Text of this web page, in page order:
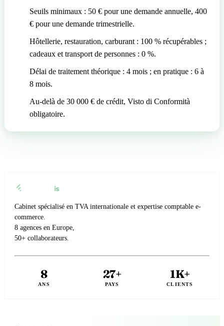
Seuils minimaux : 50 € pour une demande annuelle, 400
€ pour une demande trimestrielle.
Hôtellerie, restauration, carburant : 100 % récupérables ;
cadeaux et transport de personnes : 0 %.
Délai de traitement théorique : 4 mois ; en pratique : 6 à
8 mois.
Au-delà de 30 000 € de crédit, Visto di Conformità
obligatoire.
Cabinet spécialisé en TVA internationale et expertise comptable e-
commerce.
8 agences en Europe,
50+ collaborateurs.
8
ANS
27+
PAYS
1K+
CLIENTS